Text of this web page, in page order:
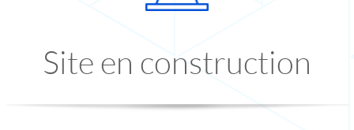
Site en construction